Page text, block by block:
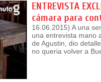
ENTREVISTA
cámara para
16.06.2015) A una
una entrevista mano
de Agustin, dio
no queria volver a